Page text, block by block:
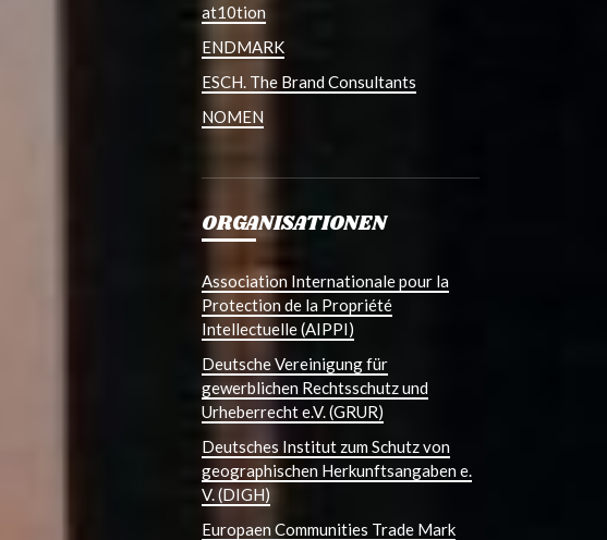
at10tion
ENDMARK
ESCH. The Brand Consultants
NOMEN
ORGANISATIONEN
Association Internationale pour la
Protection de la Propriété
Intellectuelle (AIPPI)
Deutsche Vereinigung für
gewerblichen Rechtsschutz und
Urheberrecht e.V. (GRUR)
Deutsches Institut zum Schutz von
geographischen Herkunftsangaben e.
V. (DIGH)
Europaen Communities Trade Mark